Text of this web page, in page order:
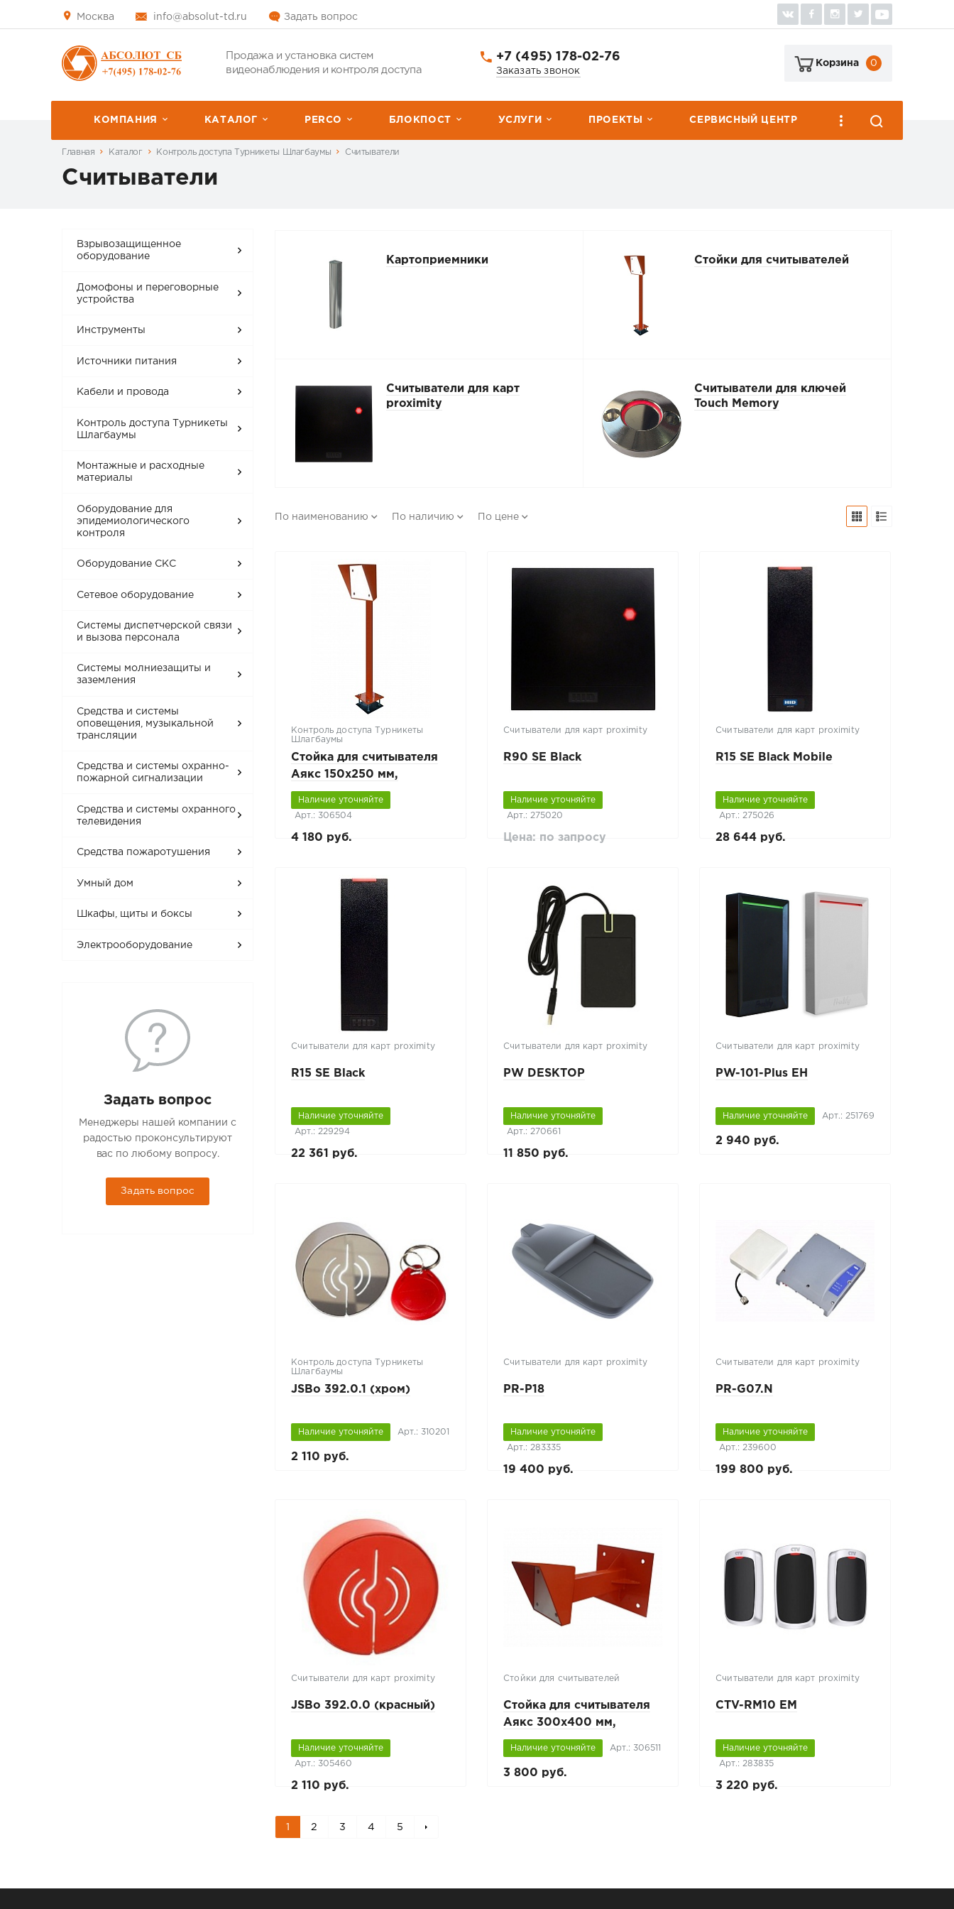
Москва info@absolut-td.ru Задать вопрос
Продажа и установка систем
видеонаблюдения и контроля доступа
+7 (495) 178-02-76
Заказать звонок
Корзина 0
КОМПАНИЯ КАТАЛОГ PERCО БЛОКПОСТ УСЛУГИ ПРОЕКТЫ СЕРВИСНЫЙ ЦЕНТР
Главная Каталог Контроль доступа Турникеты Шлагбаумы Считыватели
Считыватели
Взрывозащищенное
оборудование
Домофоны и переговорные
устройства
Инструменты
Источники питания
Кабели и провода
Контроль доступа Турникеты
Шлагбаумы
Монтажные и расходные
материалы
Оборудование для
эпидемиологического
контроля
Оборудование СКС
Сетевое оборудование
Системы диспетчерской связи
и вызова персонала
Системы молниезащиты и
заземления
Средства и системы
оповещения, музыкальной
трансляции
Средства и системы охранно-
пожарной сигнализации
Средства и системы охранного
телевидения
Средства пожаротушения
Умный дом
Шкафы, щиты и боксы
Электрооборудование
Задать вопрос
Менеджеры нашей компании с
радостью проконсультируют
вас по любому вопросу.
Задать вопрос
Картоприемники Стойки для считывателей
Считыватели для карт
proximity
Считыватели для ключей
Touch Memory
По наименованию По наличию По цене
Контроль доступа Турникеты
Шлагбаумы
Стойка для считывателя
Аякс 150х250 мм,
оранжевая, базовая,
прямая
Наличие уточняйте
Арт.: 306504
4 180 руб.
Считыватели для карт proximity
R90 SE Black
Наличие уточняйте
Арт.: 275020
Цена: по запросу
Считыватели для карт proximity
R15 SE Black Mobile
Наличие уточняйте
Арт.: 275026
28 644 руб.
Считыватели для карт proximity
R15 SE Black
Наличие уточняйте
Арт.: 229294
22 361 руб.
Считыватели для карт proximity
PW DESKTOP
Наличие уточняйте
Арт.: 270661
11 850 руб.
Считыватели для карт proximity
PW-101-Plus EH
Наличие уточняйте Арт.: 251769
2 940 руб.
Контроль доступа Турникеты
Шлагбаумы
JSBo 392.0.1 (хром)
Наличие уточняйте Арт.: 310201
2 110 руб.
Считыватели для карт proximity
PR-P18
Наличие уточняйте
Арт.: 283335
19 400 руб.
Считыватели для карт proximity
PR-G07.N
Наличие уточняйте
Арт.: 239600
199 800 руб.
Считыватели для карт proximity
JSBo 392.0.0 (красный)
Наличие уточняйте
Арт.: 305460
2 110 руб.
Стойки для считывателей
Стойка для считывателя
Аякс 300х400 мм,
настенная, оранжевая
Наличие уточняйте Арт.: 306511
3 800 руб.
Считыватели для карт proximity
CTV-RM10 EM
Наличие уточняйте
Арт.: 283835
3 220 руб.
1 2 3 4 5